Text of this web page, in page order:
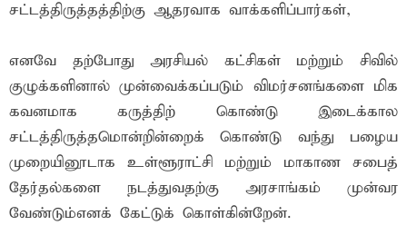
சட்டத்திருத்தத்திற்கு ஆதரவாக வாக்களிப்பார்கள்,
எனவே தற்போது அரசியல் கட்சிகள் மற்றும் சிவில்
குழுக்களினால் முன்வைக்கப்படும் விமர்சனங்களை மிக
கவனமாக கருத்திற் கொண்டு இடைக்கால
சட்டத்திருத்தமொன்றின்றைக் கொண்டு வந்து பழைய
முறையினூடாக உள்ளூராட்சி மற்றும் மாகாண சபைத்
தேர்தல்களை நடத்துவதற்கு அரசாங்கம் முன்வர
வேண்டும்எனக் கேட்டுக் கொள்கின்றேன்.